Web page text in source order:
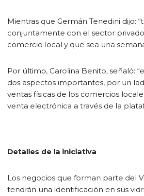
Mientras que Germán Tenedini dijo:
conjuntamente con el sector
comercio local y que sea una
Por último, Carolina Benito, señaló:
dos aspectos importantes, por un
ventas físicas de los comercios
venta electrónica a través de la
Detalles de la iniciativa
Los negocios que forman parte del
tendrán una identificación en sus